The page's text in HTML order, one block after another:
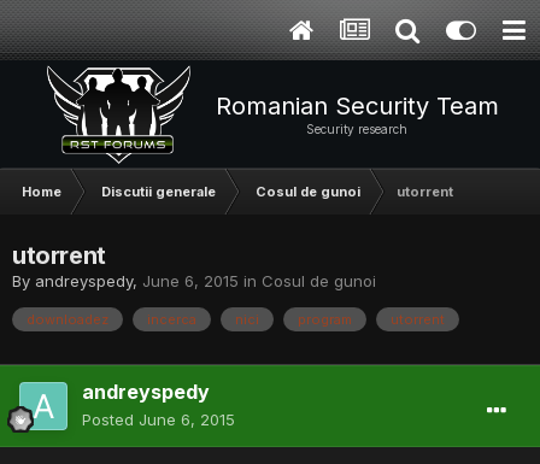
Romanian Security Team
Security research
Home Discutii generale Cosul de gunoi utorrent
utorrent
By andreyspedy, June 6, 2015 in Cosul de gunoi
downloadez incerca nici program utorrent
andreyspedy
Posted June 6, 2015